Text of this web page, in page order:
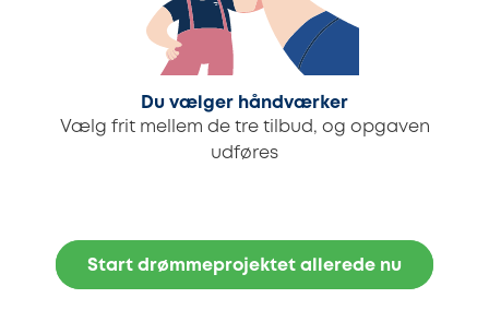
Du vælger håndværker
Vælg frit mellem de tre tilbud, og opgaven
udføres
Start drømmeprojektet allerede nu